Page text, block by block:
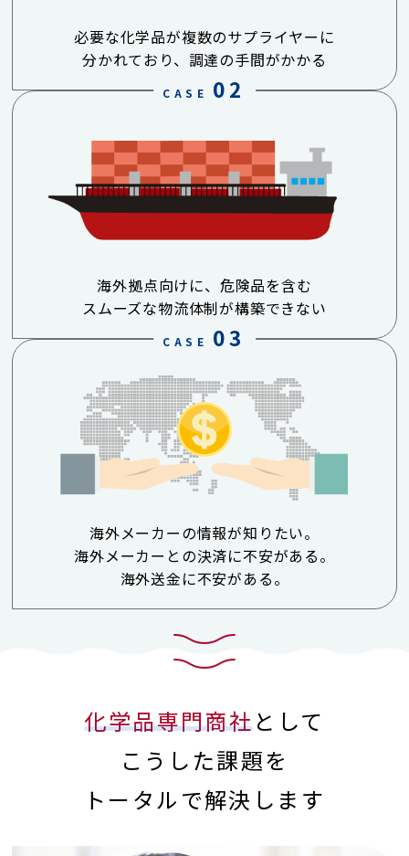
必要な化学品が複数のサプライヤーに
分かれており、調達の手間がかかる
CASE 02
海外拠点向けに、危険品を含む
スムーズな物流体制が構築できない
CASE 03
海外メーカーの情報が知りたい。
海外メーカーとの決済に不安がある。
海外送金に不安がある。
化学品専門商社として
こうした課題を
トータルで解決します